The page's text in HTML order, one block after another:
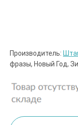
Производитель:
фразы, Новый Год,